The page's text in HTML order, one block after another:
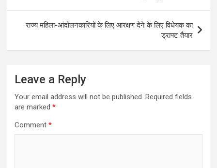
n
राज्य महिला-आंदोलनकारियों के लिए आरक्षण देने के लिए विधेयक का
ड्राफ्ट तैयार
Leave a Reply
Your email address will not be published. Required fields
are marked *
Comment *